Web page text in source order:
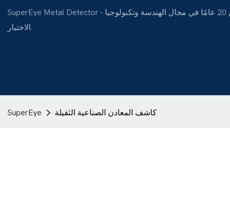
SuperEye Metal Detector - شركة تصنيع محترفة للكشف عن المعادن تتمتع بخبرة تزيد عن 20 عامًا في مجال الهندسة وتكنولوجيا
الاختبار.
SuperEye كاشف المعادن الصناعية الثقيلة